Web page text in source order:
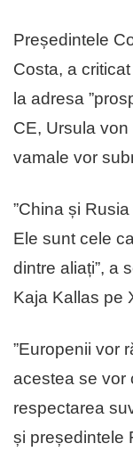
Președintele
Costa, a
la adresa
CE, Ursula
vamale vor
”China și
Ele sunt cele
dintre aliați”, a
Kaja Kallas pe
”Europenii vor
acestea se vor
respectarea
și președintele